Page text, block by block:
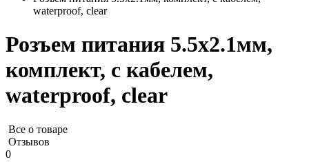
waterproof, clear
Розъем питания 5.5x2.1мм,
комплект, с кабелем,
waterproof, clear
Все о товаре
Отзывов
0